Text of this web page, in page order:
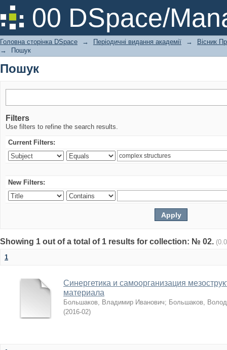
00 DSpace/
Пошук
Головна сторінка DSpace → Періодичні видання академії →
Вісник
→
Пошук
Пошук
Filters
Use filters to refine the search results.
Current Filters:
New Filters:
Showing 1 out of a total of 1 results for collection: № 02.
1
Синергетика и самоорганизация
материала
Большаков, Владимир Иванович; Большаков,
(2016-02)